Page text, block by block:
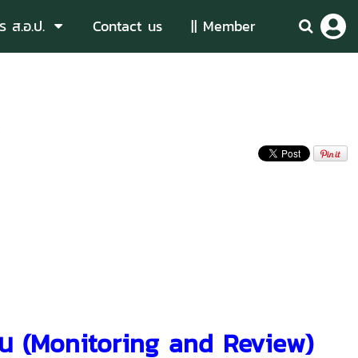
ส.อ.ป. Contact us || Member
(Monitoring and Review)